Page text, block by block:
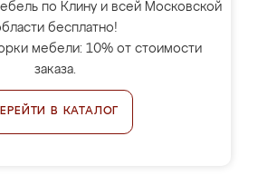
по Клину и всей Московской
бесплатно!
мебели: 10% от стоимости
заказа.
В КАТАЛОГ